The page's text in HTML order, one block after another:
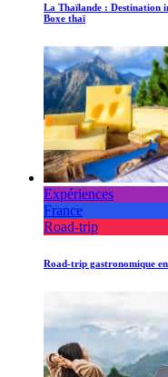
La Thaïlande : Destination
Boxe thaï
Expériences
France
Road-trip
Road-trip gastronomique